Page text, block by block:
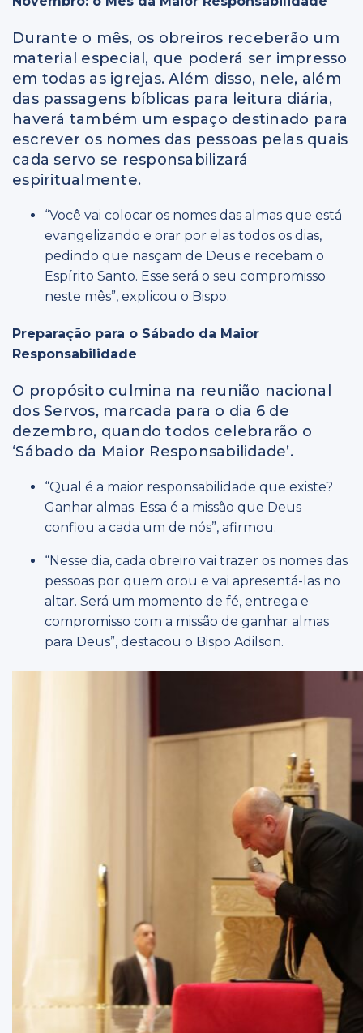
Durante o mês, os obreiros receberão um
material especial, que poderá ser impresso
em todas as igrejas. Além disso, nele, além
das passagens bíblicas para leitura diária,
haverá também um espaço destinado para
escrever os nomes das pessoas pelas quais
cada servo se responsabilizará
espiritualmente.
“Você vai colocar os nomes das almas que está
evangelizando e orar por elas todos os dias,
pedindo que nasçam de Deus e recebam o
Espírito Santo. Esse será o seu compromisso
neste mês”, explicou o Bispo.
Preparação para o Sábado da Maior
Responsabilidade
O propósito culmina na reunião nacional
dos Servos, marcada para o dia 6 de
dezembro, quando todos celebrarão o
‘Sábado da Maior Responsabilidade’.
“Qual é a maior responsabilidade que existe?
Ganhar almas. Essa é a missão que Deus
confiou a cada um de nós”, afirmou.
“Nesse dia, cada obreiro vai trazer os nomes das
pessoas por quem orou e vai apresentá-las no
altar. Será um momento de fé, entrega e
compromisso com a missão de ganhar almas
para Deus”, destacou o Bispo Adilson.